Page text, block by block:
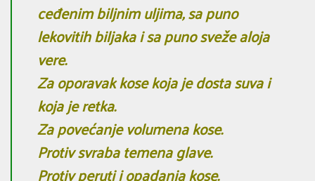
ceđenim biljnim uljima, sa puno
lekovitih biljaka i sa puno sveže aloja
vere.
Za oporavak kose koja je dosta suva i
koja je retka.
Za povećanje volumena kose.
Protiv svraba temena glave.
Protiv peruti i opadanja kose.